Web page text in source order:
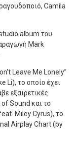
Camila
album του
Mark
Leave Me Lonely”
Li), το οποίο έχει
εξαιρετικές
Sound και το
Miley Cyrus), το
Airplay Chart (by